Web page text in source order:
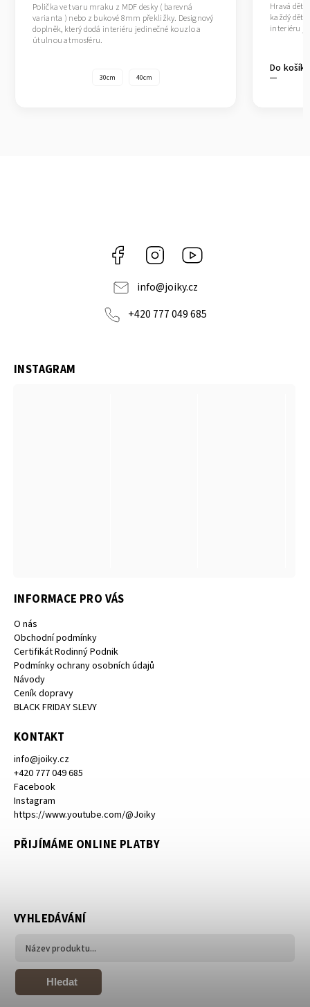
( barevná
Designový
kouzlo a
Hravá dětská polička ve tvaru slona dokonale ozdobí
každý dětský pokoj. Designový doplněk, který dodá
interiéru jedinečné kouzlo a útulnou atmosféru.
Facebook Instagram
info@joiky.cz
+420 777 049 685
INFORMACE PRO VÁS
O nás
Obchodní podmínky
Certifikát Rodinný Podnik
Podmínky ochrany osobních údajů
Návody
Ceník dopravy
BLACK FRIDAY SLEVY
KONTAKT
info@joiky.cz
+420 777 049 685
Facebook
Instagram
https://www.youtube.com/@Joiky
PŘIJÍMÁME ONLINE PLATBY
INSTAGRAM
VYHLEDÁVÁNÍ
Hledat